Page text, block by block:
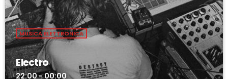
MUSICA ELETTRONICA
Electro
22:00 - 00:00